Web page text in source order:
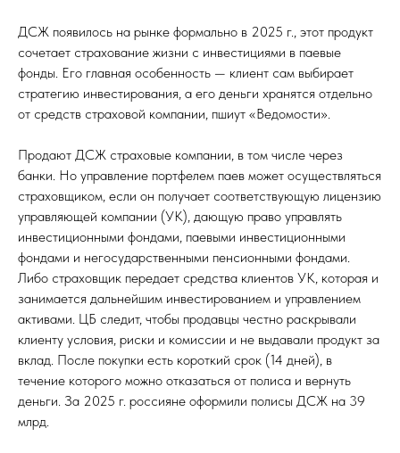
ДСЖ появилось на рынке формально в 2025 г., этот продукт
сочетает страхование жизни с инвестициями в паевые
фонды. Его главная особенность — клиент сам выбирает
стратегию инвестирования, а его деньги хранятся отдельно
от средств страховой компании, пшиут «Ведомости».
Продают ДСЖ страховые компании, в том числе через
банки. Но управление портфелем паев может осуществляться
страховщиком, если он получает соответствующую лицензию
управляющей компании (УК), дающую право управлять
инвестиционными фондами, паевыми инвестиционными
фондами и негосударственными пенсионными фондами.
Либо страховщик передает средства клиентов УК, которая и
занимается дальнейшим инвестированием и управлением
активами. ЦБ следит, чтобы продавцы честно раскрывали
клиенту условия, риски и комиссии и не выдавали продукт за
вклад. После покупки есть короткий срок (14 дней), в
течение которого можно отказаться от полиса и вернуть
деньги. За 2025 г. россияне оформили полисы ДСЖ на 39
млрд.